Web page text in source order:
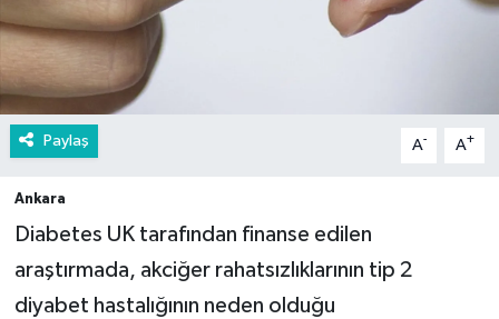
Paylaş A- A+
Ankara
​Diabetes UK tarafından finanse edilen
araştırmada, akciğer rahatsızlıklarının tip 2
diyabet hastalığının neden olduğu